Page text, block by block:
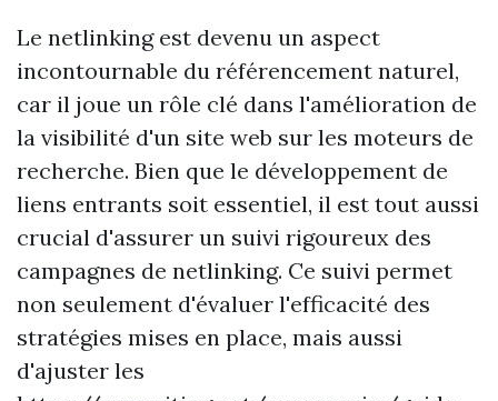
Le netlinking est devenu un aspect
incontournable du référencement naturel,
car il joue un rôle clé dans l'amélioration de
la visibilité d'un site web sur les moteurs de
recherche. Bien que le développement de
liens entrants soit essentiel, il est tout aussi
crucial d'assurer un suivi rigoureux des
campagnes de netlinking. Ce suivi permet
non seulement d'évaluer l'efficacité des
stratégies mises en place, mais aussi
d'ajuster les